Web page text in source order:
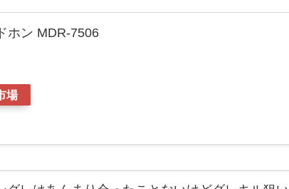
ホン MDR-7506
場